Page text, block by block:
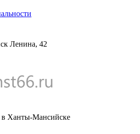
Ленина, 42
Ханты-Мансийске